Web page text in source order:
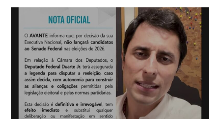
DA
CONVENÇÃO
DO
MDB
E
ESCOLHE
O
AUDITÓRIO
FERNANDO
FALCÃO,
COM
CAPACIDADE
PARA
300
PESSOAS,
PARA
HOMOLOGAR
CANDIDATURA*